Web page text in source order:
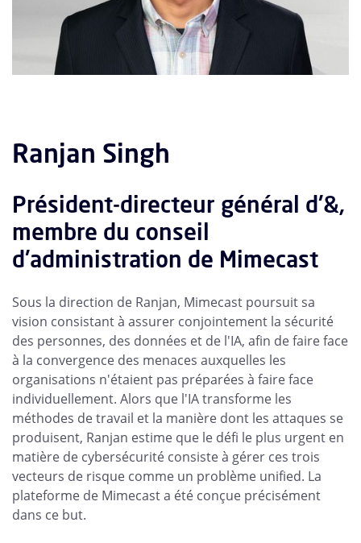
Ranjan Singh
Président-directeur général d'&,
membre du conseil
d'administration de Mimecast
Sous la direction de Ranjan, Mimecast poursuit sa
vision consistant à assurer conjointement la sécurité
des personnes, des données et de l'IA, afin de faire face
à la convergence des menaces auxquelles les
organisations n'étaient pas préparées à faire face
individuellement. Alors que l'IA transforme les
méthodes de travail et la manière dont les attaques se
produisent, Ranjan estime que le défi le plus urgent en
matière de cybersécurité consiste à gérer ces trois
vecteurs de risque comme un problème unified. La
plateforme de Mimecast a été conçue précisément
dans ce but.